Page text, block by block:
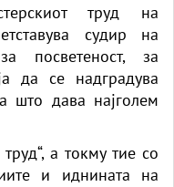
труд на
судир на
посветеност, за
да се надградува
што дава најголем
а токму тие со
и иднината на